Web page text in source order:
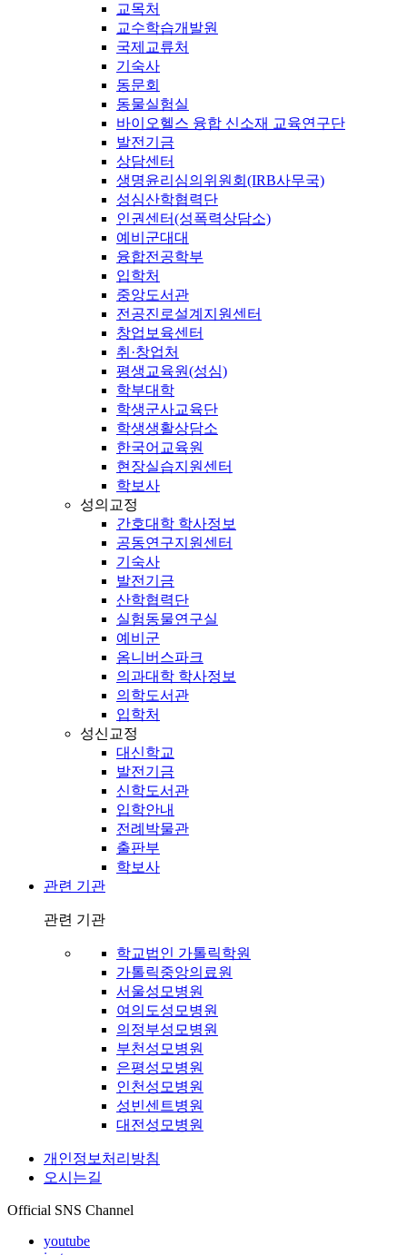
교목처
교수학습개발원
국제교류처
기숙사
동문회
동물실험실
바이오헬스 융합 신소재 교육연구단
발전기금
상담센터
생명윤리심의위원회(IRB사무국)
성심산학협력단
인권센터(성폭력상담소)
예비군대대
융합전공학부
입학처
중앙도서관
전공진로설계지원센터
창업보육센터
취·창업처
평생교육원(성심)
학부대학
학생군사교육단
학생생활상담소
한국어교육원
현장실습지원센터
학보사
성의교정
간호대학 학사정보
공동연구지원센터
기숙사
발전기금
산학협력단
실험동물연구실
예비군
옴니버스파크
의과대학 학사정보
의학도서관
입학처
성신교정
대신학교
발전기금
신학도서관
입학안내
전례박물관
출판부
학보사
관련 기관
관련 기관
학교법인 가톨릭학원
가톨릭중앙의료원
서울성모병원
여의도성모병원
의정부성모병원
부천성모병원
은평성모병원
인천성모병원
성빈센트병원
대전성모병원
개인정보처리방침
오시는길
Official SNS Channel
youtube